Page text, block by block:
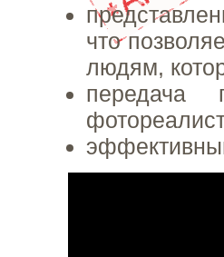
что
людям,